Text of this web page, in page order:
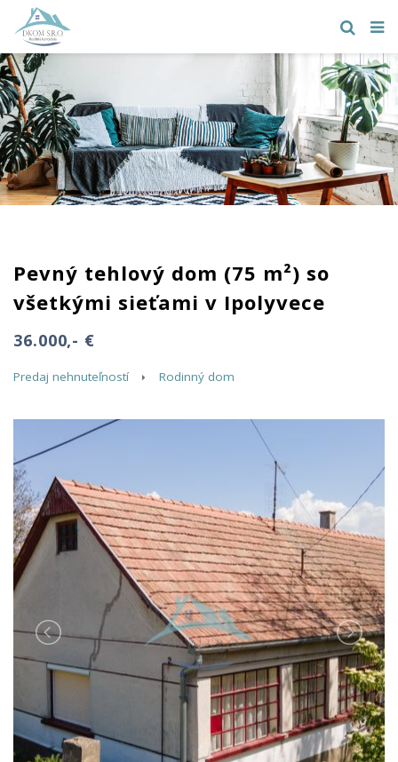
Pevný tehlový dom (75 m²) so
všetkými sieťami v Ipolyvece
36.000,- €
Predaj nehnuteľností Rodinný dom